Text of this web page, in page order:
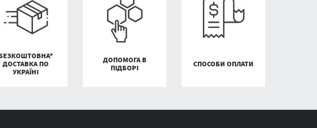
ДОСТАВКА ПО
УКРАЇНІ
ДОПОМОГА В
ПІДБОРІ
СПОСОБИ ОПЛАТИ